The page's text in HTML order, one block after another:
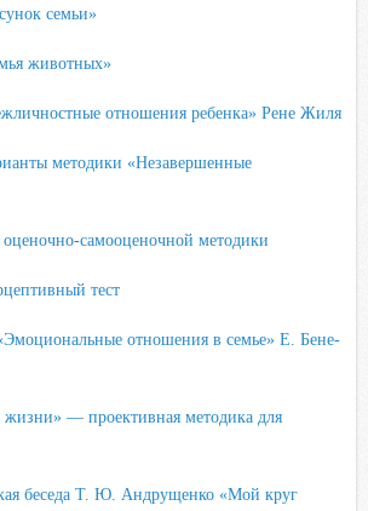
семьи»
животных»
отношения ребенка» Рене Жиля
методики «Незавершенные
самооценочной методики
тест
отношения в семье» Е. Бене-
— проективная методика для
беседа Т. Ю. Андрущенко «Мой круг